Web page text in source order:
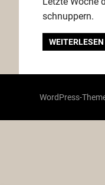
schnuppern.
WEITERLESEN
WordPress-